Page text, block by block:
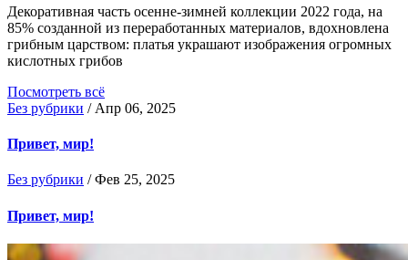
Декоративная часть осенне-зимней коллекции 2022 года, на
85% созданной из переработанных материалов, вдохновлена
грибным царством: платья украшают изображения огромных
кислотных грибов
Посмотреть всё
Без рубрики / Апр 06, 2025
Привет, мир!
Без рубрики /Фев 25, 2025
Привет, мир!